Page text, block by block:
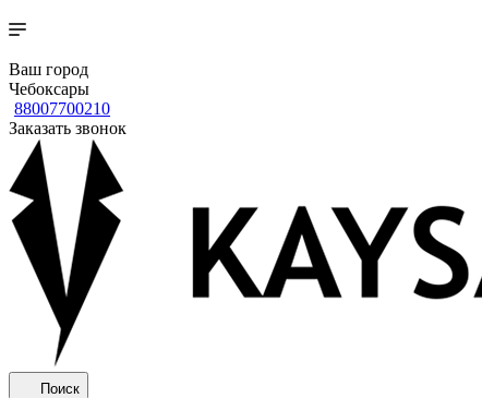
Ваш город
Чебоксары
88007700210
Заказать звонок
Поиск